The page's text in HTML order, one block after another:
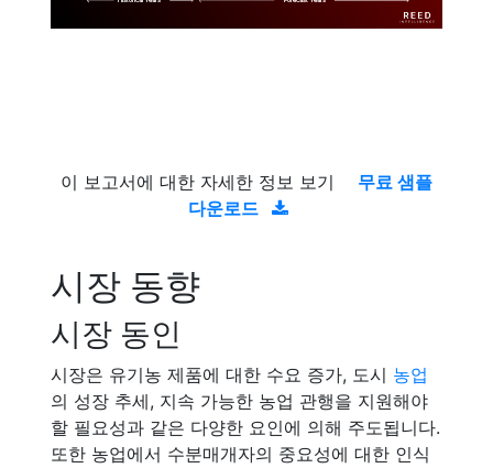
이 보고서에 대한 자세한 정보 보기
무료 샘플
다운로드
시장 동향
시장 동인
시장은 유기농 제품에 대한 수요 증가, 도시 농업
의 성장 추세, 지속 가능한 농업 관행을 지원해야
할 필요성과 같은 다양한 요인에 의해 주도됩니다.
또한 농업에서 수분매개자의 중요성에 대한 인식